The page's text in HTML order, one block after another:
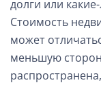
долги или
Стоимость
может
меньшую